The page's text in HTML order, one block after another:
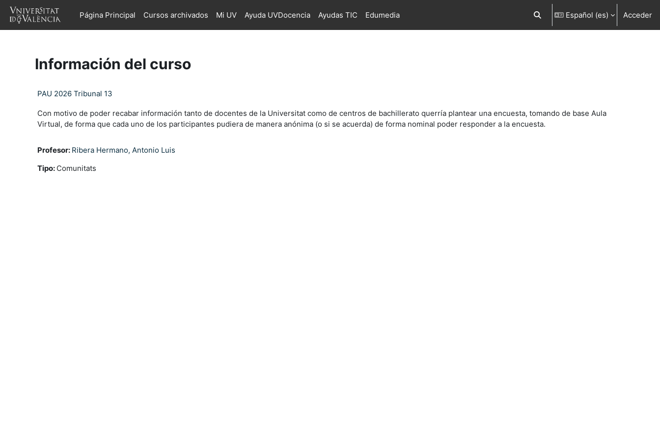
Salta al contenido principal
Página Principal
Cursos archivados Mi UV Ayuda UVDocencia Ayudas TIC Edumedia Selector de búsqueda de entrada
Español ‎(es)‎ Acceder
Información del curso
PAU 2026 Tribunal 13
Con motivo de poder recabar información tanto de docentes de la Universitat como de centros de bachillerato querría plantear una encuesta, tomando de base Aula
Virtual, de forma que cada uno de los participantes pudiera de manera anónima (o si se acuerda) de forma nominal poder responder a la encuesta.
Profesor: Ribera Hermano, Antonio Luis
Tipo: Comunitats